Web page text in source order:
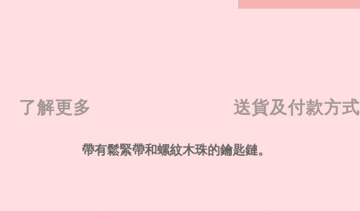
了解更多 送貨及付款方式
帶有鬆緊帶和螺紋木珠的鑰匙鏈。